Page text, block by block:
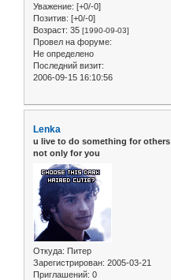
Уважение: [+0/-0]
Позитив: [+0/-0]
Возраст: 35 [1990-09-03]
Провел на форуме:
Не определено
Последний визит:
2006-09-15 16:10:56
Lenka
u live to do something for others
not only for you
Откуда: Питер
Зарегистрирован: 2005-03-21
Приглашений: 0